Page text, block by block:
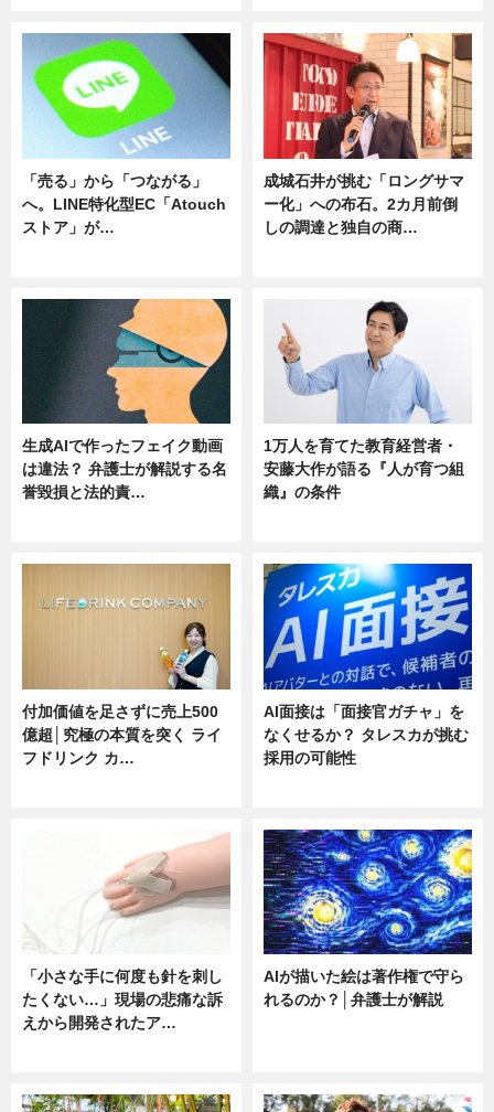
「売る」から「つながる」
へ。LINE特化型EC「Atouch
ストア」が…
成城石井が挑む「ロングサマ
ー化」への布石。2カ月前倒
しの調達と独自の商…
生成AIで作ったフェイク動画
は違法？ 弁護士が解説する名
誉毀損と法的責…
1万人を育てた教育経営者・
安藤大作が語る『人が育つ組
織』の条件
付加価値を足さずに売上500
億超│究極の本質を突く ライ
フドリンク カ…
AI面接は「面接官ガチャ」を
なくせるか？ タレスカが挑む
採用の可能性
「小さな手に何度も針を刺し
たくない…」現場の悲痛な訴
えから開発されたア…
AIが描いた絵は著作権で守ら
れるのか？│弁護士が解説